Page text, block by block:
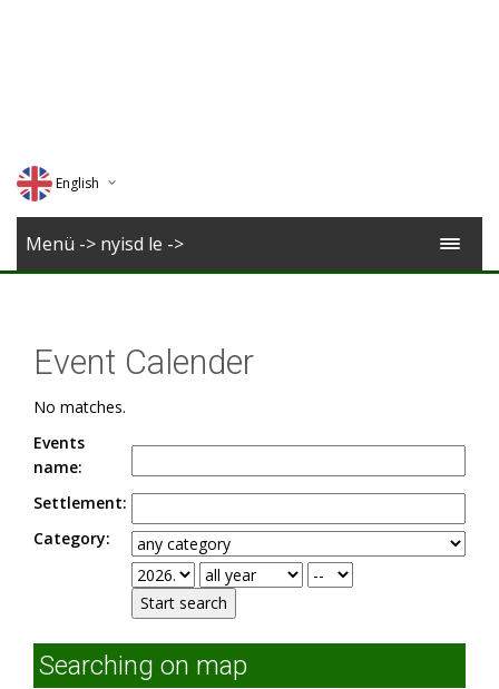
English
Deutsch
Menü -> nyisd le ->
Event Calender
No matches.
Events
name:
Settlement:
Category:
Searching on map